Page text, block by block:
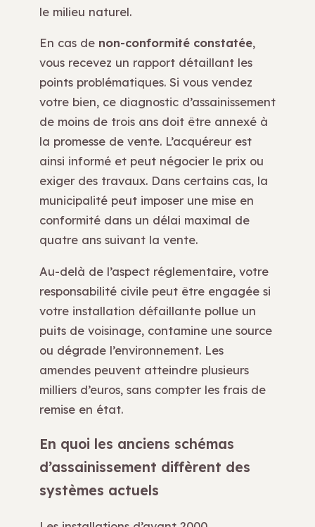
le milieu naturel.
En cas de non-conformité constatée,
vous recevez un rapport détaillant les
points problématiques. Si vous vendez
votre bien, ce diagnostic d’assainissement
de moins de trois ans doit être annexé à
la promesse de vente. L’acquéreur est
ainsi informé et peut négocier le prix ou
exiger des travaux. Dans certains cas, la
municipalité peut imposer une mise en
conformité dans un délai maximal de
quatre ans suivant la vente.
Au-delà de l’aspect réglementaire, votre
responsabilité civile peut être engagée si
votre installation défaillante pollue un
puits de voisinage, contamine une source
ou dégrade l’environnement. Les
amendes peuvent atteindre plusieurs
milliers d’euros, sans compter les frais de
remise en état.
En quoi les anciens schémas
d’assainissement diffèrent des
systèmes actuels